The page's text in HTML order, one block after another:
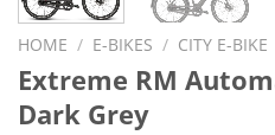
HOME / E-BIKES / CITY E-BIKE
Extreme RM
Dark Grey